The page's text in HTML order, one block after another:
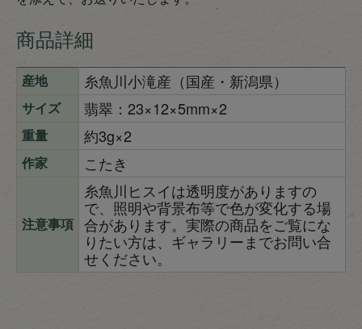
商品詳細
産地 糸魚川小滝産（国産・新潟県）
サイズ 翡翠：23×12×5mm×2
重量 約3g×2
作家 こたき
注意事項
糸魚川ヒスイは透明度がありますの
で、照明や背景布等で色が変化する場
合があります。実際の商品をご覧にな
りたい方は、ギャラリーまでお問い合
せください。